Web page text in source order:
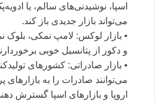
اسپا، نوشیدنی‌های سالم، یا
می‌تواند بازار جدیدی باز کند.
• بازار لوکس: لامپ‌ نمکی، بلوک
و دکور از پتانسیل خوبی
• بازار صادراتی: کشورهای
می‌توانند صادرات را به بازارهای
اروپا و بازارهای اسپا گسترش